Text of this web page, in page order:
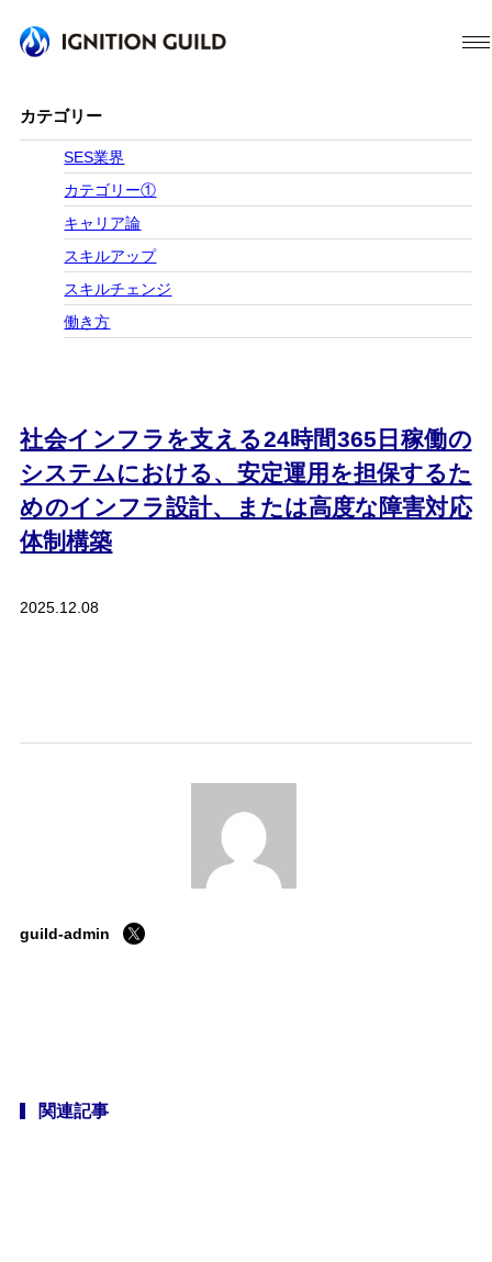
ホーム
カテゴリー
SES業界
カテゴリー①
キャリア論
スキルアップ
スキルチェンジ
働き方
社会インフラを支える24時間365日稼働の
システムにおける、安定運用を担保するた
めのインフラ設計、または高度な障害対応
体制構築
2025.12.08
guild-admin
関連記事